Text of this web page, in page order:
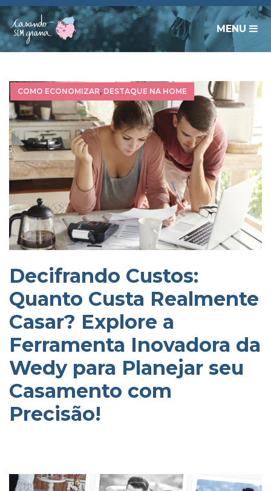
MENU
COMO ECONOMIZAR, DESTAQUE NA HOME
Decifrando Custos:
Quanto Custa Realmente
Casar? Explore a
Ferramenta Inovadora da
Wedy para Planejar seu
Casamento com
Precisão!